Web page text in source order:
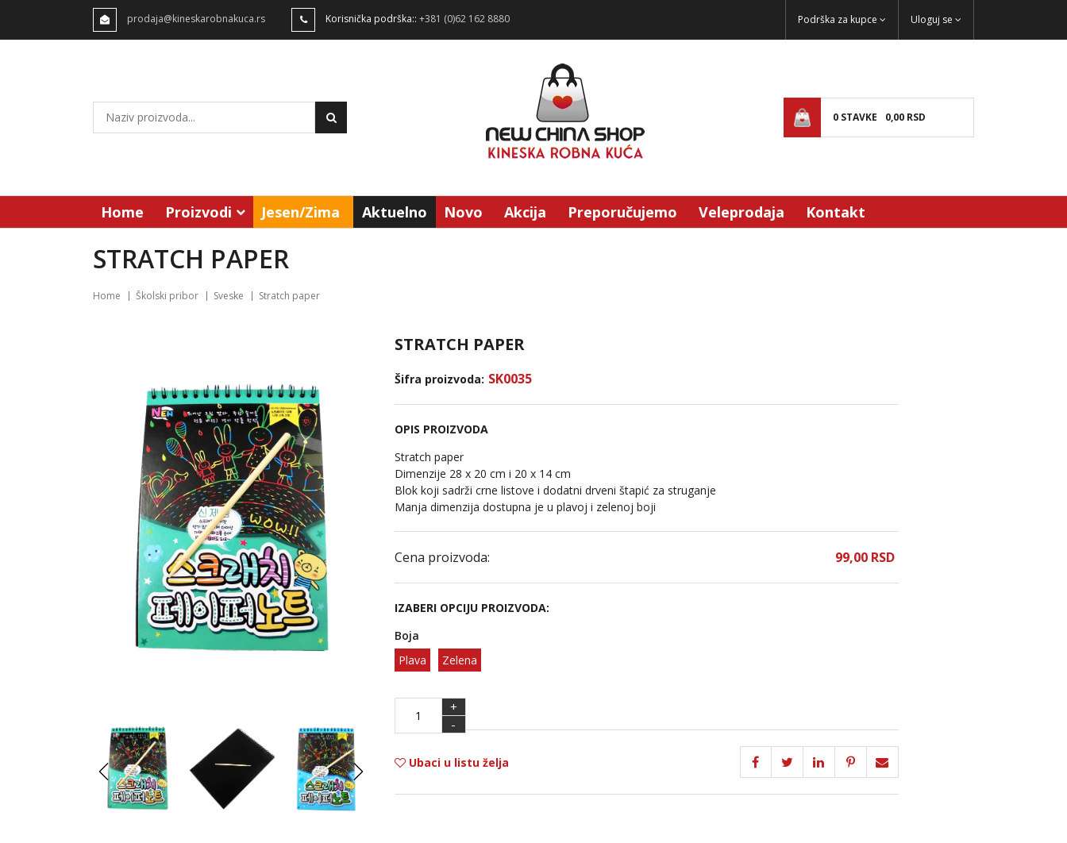
prodaja@kineskarobnakuca.rs Korisnička podrška:: +381 (0)62 162 8880 Podrška za kupce Uloguj se
0 STAVKE 0,00 RSD
Home Proizvodi Jesen/Zima Aktuelno Novo Akcija Preporučujemo Veleprodaja Kontakt
STRATCH PAPER
Home Školski pribor Sveske Stratch paper
STRATCH PAPER
Šifra proizvoda: SK0035
OPIS PROIZVODA
Stratch paper
Dimenzije 28 x 20 cm i 20 x 14 cm
Blok koji sadrži crne listove i dodatni drveni štapić za struganje
Manja dimenzija dostupna je u plavoj i zelenoj boji
Cena proizvoda: 99,00 RSD
IZABERI OPCIJU PROIZVODA:
Boja
Plava
Zelena
+
-
Ubaci u listu želja